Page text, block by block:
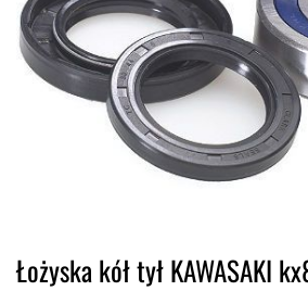
Łożyska kół tył KAWASAKI